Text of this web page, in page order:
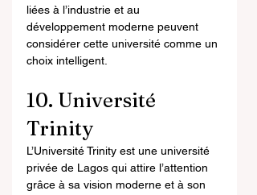
liées à l’industrie et au
développement moderne peuvent
considérer cette université comme un
choix intelligent.
10. Université
Trinity
L’Université Trinity est une université
privée de Lagos qui attire l’attention
grâce à sa vision moderne et à son